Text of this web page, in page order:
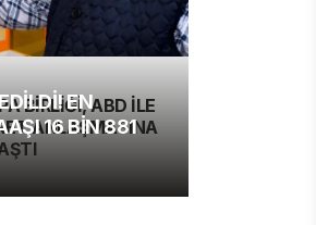
EN
16 BİN 881
BİRLİĞİ, ABD İLE
ANLAŞMASINA